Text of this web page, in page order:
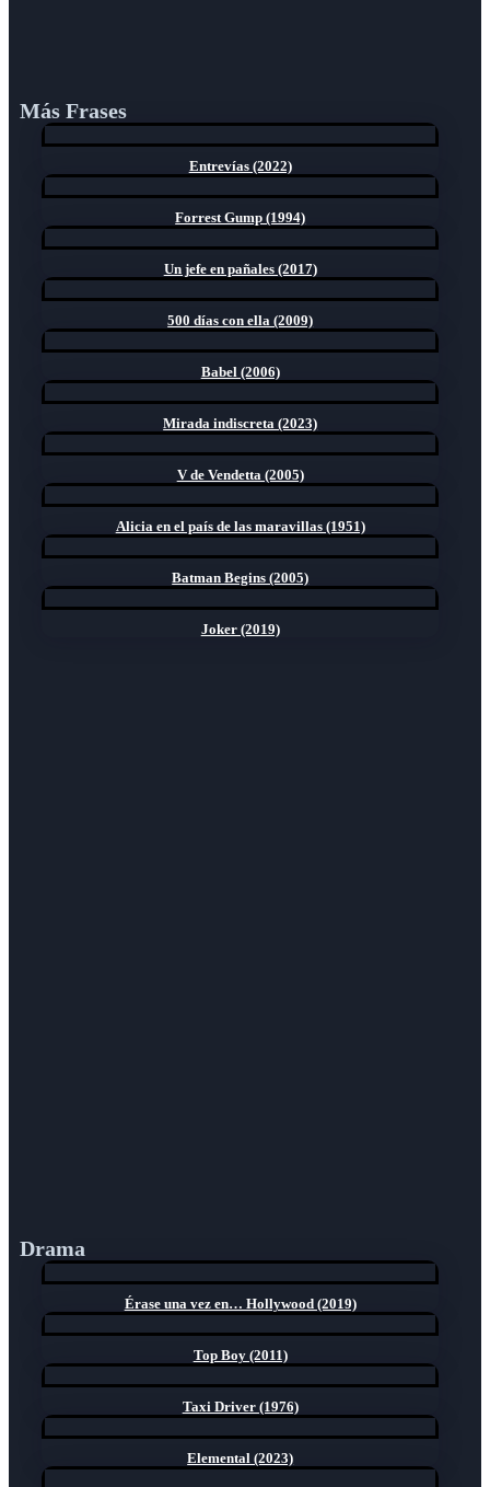
Más Frases
Entrevías (2022)
Forrest Gump (1994)
Un jefe en pañales (2017)
500 días con ella (2009)
Babel (2006)
Mirada indiscreta (2023)
V de Vendetta (2005)
Alicia en el país de las maravillas (1951)
Batman Begins (2005)
Joker (2019)
Drama
Érase una vez en… Hollywood (2019)
Top Boy (2011)
Taxi Driver (1976)
Elemental (2023)